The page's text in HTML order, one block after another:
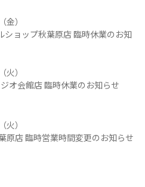
）
ショップ秋葉原店 臨時休業のお知
）
オ会館店 臨時休業のお知らせ
）
原店 臨時営業時間変更のお知らせ